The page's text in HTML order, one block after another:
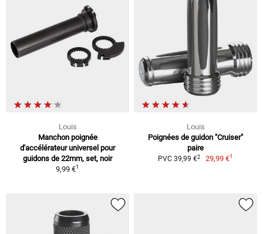
Louis
Manchon poignée
d'accélérateur universel pour
guidons de 22mm, set, noir
9,99 €1
Louis
Poignées de guidon "Cruiser"
paire
PVC 39,99 €2 29,99 €1